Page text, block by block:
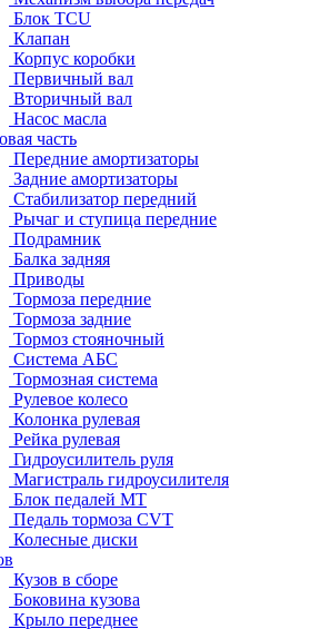
Блок TCU
Клапан
Корпус коробки
Первичный вал
Вторичный вал
Насос масла
часть
Передние амортизаторы
Задние амортизаторы
Стабилизатор передний
Рычаг и ступица передние
Подрамник
Балка задняя
Приводы
Тормоза передние
Тормоза задние
Тормоз стояночный
Система АБС
Тормозная система
Рулевое колесо
Колонка рулевая
Рейка рулевая
Гидроусилитель руля
Магистраль гидроусилителя
Блок педалей МТ
Педаль тормоза CVT
Колесные диски
Кузов в сборе
Боковина кузова
Крыло переднее